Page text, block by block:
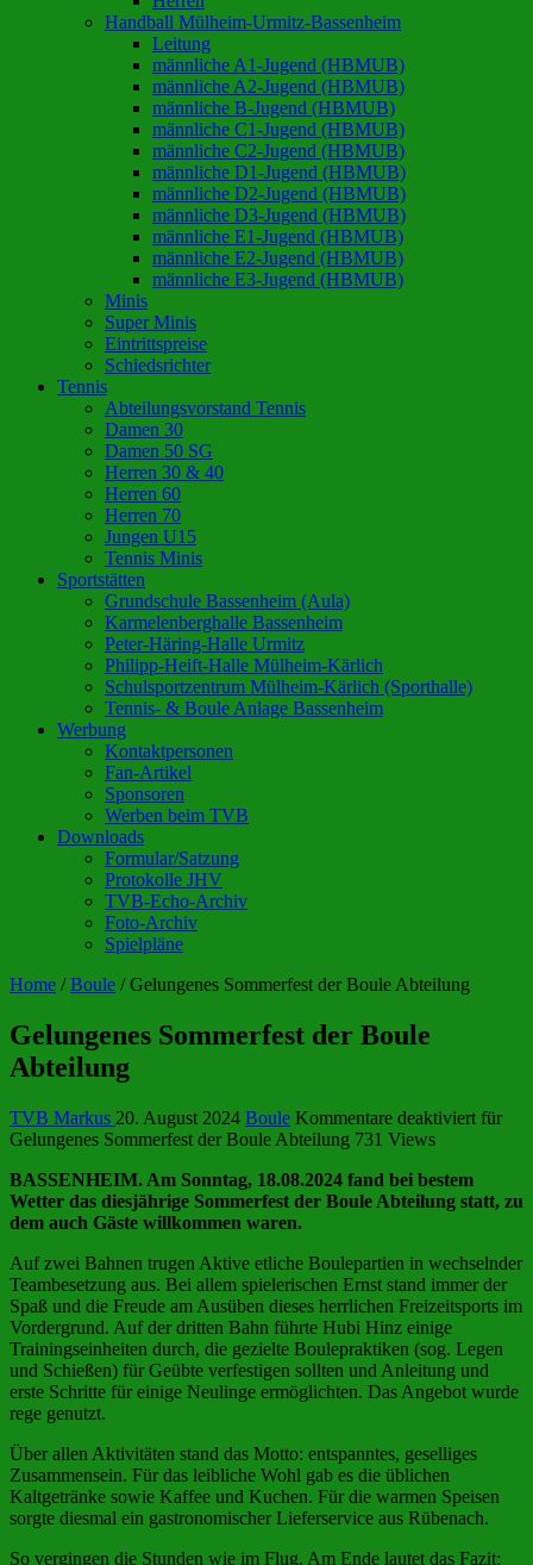
Handball Mülheim-Urmitz-Bassenheim
Leitung
männliche A1-Jugend (HBMUB)
männliche A2-Jugend (HBMUB)
männliche B-Jugend (HBMUB)
männliche C1-Jugend (HBMUB)
männliche C2-Jugend (HBMUB)
männliche D1-Jugend (HBMUB)
männliche D2-Jugend (HBMUB)
männliche D3-Jugend (HBMUB)
männliche E1-Jugend (HBMUB)
männliche E2-Jugend (HBMUB)
männliche E3-Jugend (HBMUB)
Minis
Super Minis
Eintrittspreise
Schiedsrichter
Tennis
Abteilungsvorstand Tennis
Damen 30
Damen 50 SG
Herren 30 & 40
Herren 60
Herren 70
Jungen U15
Tennis Minis
Sportstätten
Grundschule Bassenheim (Aula)
Karmelenberghalle Bassenheim
Peter-Häring-Halle Urmitz
Philipp-Heift-Halle Mülheim-Kärlich
Schulsportzentrum Mülheim-Kärlich (Sporthalle)
Tennis- & Boule Anlage Bassenheim
Werbung
Kontaktpersonen
Fan-Artikel
Sponsoren
Werben beim TVB
Downloads
Formular/Satzung
Protokolle JHV
TVB-Echo-Archiv
Foto-Archiv
Spielpläne
Home / Boule / Gelungenes Sommerfest der Boule Abteilung
Gelungenes Sommerfest der Boule
Abteilung
TVB Markus 20. August 2024 Boule Kommentare deaktiviert für
Gelungenes Sommerfest der Boule Abteilung 731 Views
BASSENHEIM. Am Sonntag, 18.08.2024 fand bei bestem
Wetter das diesjährige Sommerfest der Boule Abteilung statt, zu
dem auch Gäste willkommen waren.
Auf zwei Bahnen trugen Aktive etliche Boulepartien in wechselnder
Teambesetzung aus. Bei allem spielerischen Ernst stand immer der
Spaß und die Freude am Ausüben dieses herrlichen Freizeitsports im
Vordergrund. Auf der dritten Bahn führte Hubi Hinz einige
Trainingseinheiten durch, die gezielte Boulepraktiken (sog. Legen
und Schießen) für Geübte verfestigen sollten und Anleitung und
erste Schritte für einige Neulinge ermöglichten. Das Angebot wurde
rege genutzt.
Über allen Aktivitäten stand das Motto: entspanntes, geselliges
Zusammensein. Für das leibliche Wohl gab es die üblichen
Kaltgetränke sowie Kaffee und Kuchen. Für die warmen Speisen
sorgte diesmal ein gastronomischer Lieferservice aus Rübenach.
So vergingen die Stunden wie im Flug. Am Ende lautet das Fazit: